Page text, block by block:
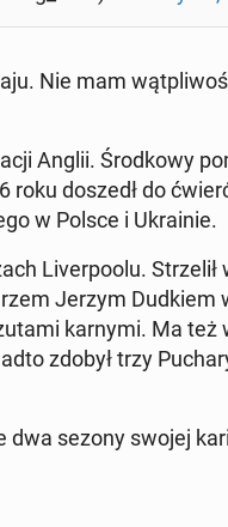
Nie mam
Anglii. Środ­ko­wy
roku doszedł do
w Polsce i Ukra­inie.
Li­ver­po­olu. Strze­lił
Jerzym
karnymi. Ma też
zdobył trzy
sezony swojej